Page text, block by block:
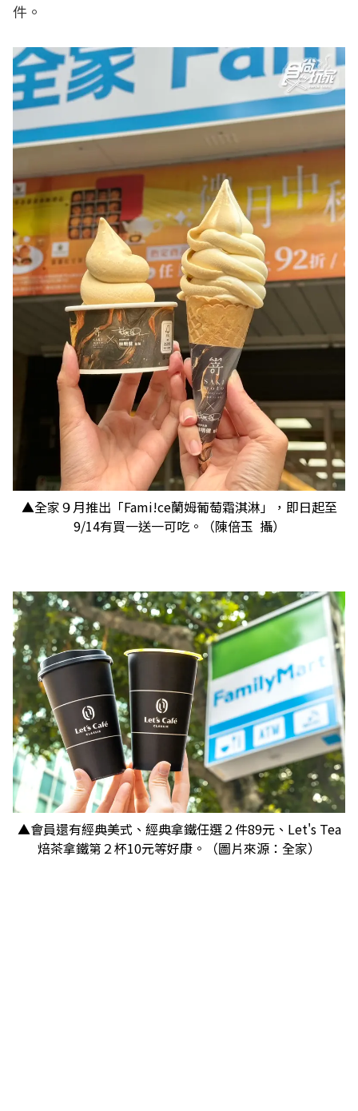
件。
▲全家９月推出「Fami!ce蘭姆葡萄霜淇淋」，即日起至
9/14有買一送一可吃。（陳倍玉 攝）
▲會員還有經典美式、經典拿鐵任選２件89元、Let's Tea
焙茶拿鐵第２杯10元等好康。（圖片來源：全家）